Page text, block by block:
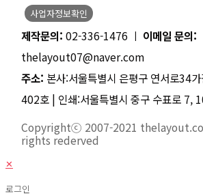
사업자정보확인
제작문의: 02-336-1476 ㅣ 이메일 문의:
thelayout07@naver.com
주소: 본사:서울특별시 은평구 연서로34
402호 | 인쇄:서울특별시 중구 수표로 7,
Copyrightⓒ 2007-2021
rights rederved
✕
로그인